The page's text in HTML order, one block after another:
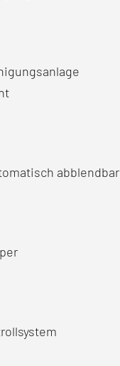
abblendbar